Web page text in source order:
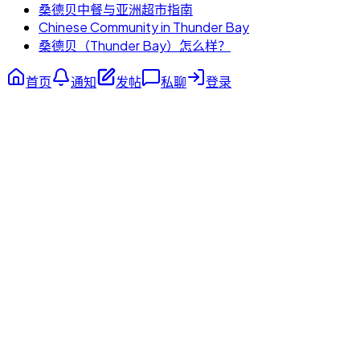
桑德贝中餐与亚洲超市指南
Chinese Community in Thunder Bay
桑德贝（Thunder Bay）怎么样？
首页 通知 发帖 私聊 登录